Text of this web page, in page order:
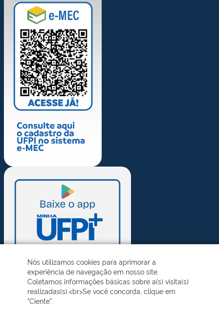
Nós utilizamos cookies para aprimorar a
experiência de navegação em nosso site.
Coletamos informações básicas sobre a(s) visita(s)
realizadas(s).<br>Se você concorda, clique em
"Ciente".